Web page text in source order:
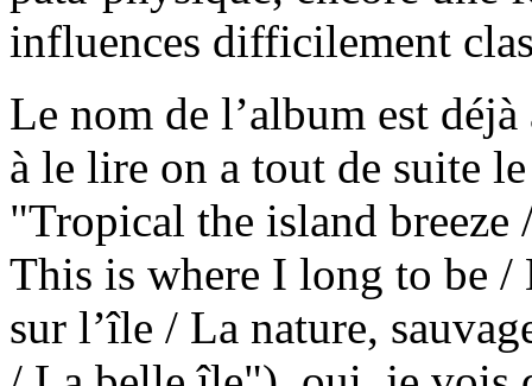
influences difficilement
Le nom de l’album est
à le lire on a tout de suite
"Tropical the island
This is where I long to be
sur l’île / La nature,